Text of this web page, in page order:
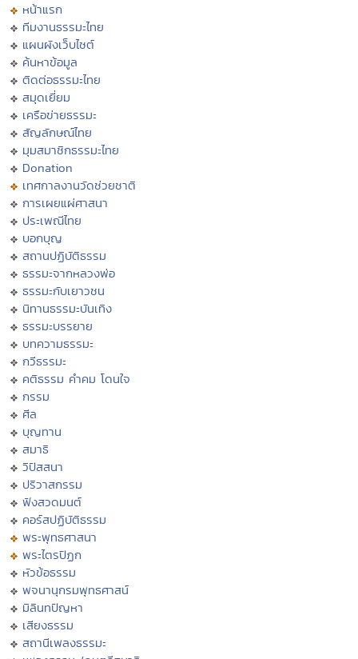
หน้าแรก
ทีมงานธรรมะไทย
แผนผังเว็บไซต์
ค้นหาข้อมูล
ติดต่อธรรมะไทย
สมุดเยี่ยม
เครือข่ายธรรมะ
สัญลักษณ์ไทย
มุมสมาชิกธรรมะไทย
Donation
เทศกาลงานวัดช่วยชาติ
การเผยแผ่ศาสนา
ประเพณีไทย
บอกบุญ
สถานปฏิบัติธรรม
ธรรมะจากหลวงพ่อ
ธรรมะกับเยาวชน
นิทานธรรมะบันเทิง
ธรรมะบรรยาย
บทความธรรมะ
กวีธรรมะ
คติธรรม คำคม โดนใจ
กรรม
ศีล
บุญทาน
สมาธิ
วิปัสสนา
ปริวาสกรรม
ฟังสวดมนต์
คอร์สปฏิบัติธรรม
พระพุทธศาสนา
พระไตรปิฏก
หัวข้อธรรม
พจนานุกรมพุทธศาสน์
มิลินทปัญหา
เสียงธรรม
สถานีเพลงธรรมะ